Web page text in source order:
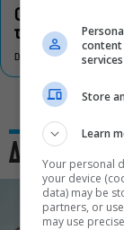
Οι «Τρωάδες»
τον πολιτισμό
DON'T MISS
Δες και αυτό
content
Store
Learn
Your personal
your device
data) may be
partners, or
may use